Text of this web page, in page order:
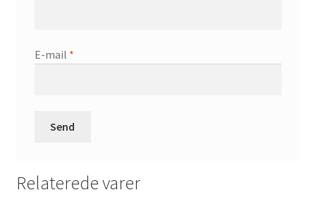
E-mail *
Relaterede varer